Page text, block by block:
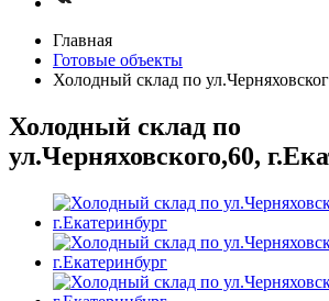
Главная
Готовые объекты
Холодный склад по
Холодный склад по
ул.Черняховского,60,